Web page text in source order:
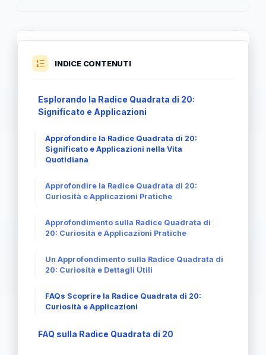
INDICE CONTENUTI
Esplorando la Radice Quadrata di 20:
Significato e Applicazioni
Approfondire la Radice Quadrata di 20:
Significato e Applicazioni nella Vita
Quotidiana
Approfondire la Radice Quadrata di 20:
Curiosità e Applicazioni Pratiche
Approfondimento sulla Radice Quadrata di
20: Curiosità e Applicazioni Pratiche
Un Approfondimento sulla Radice Quadrata di
20: Curiosità e Dettagli Utili
FAQs Scoprire la Radice Quadrata di 20:
Curiosità e Applicazioni
FAQ sulla Radice Quadrata di 20